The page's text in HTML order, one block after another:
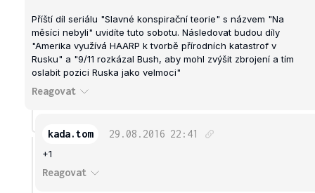
Příští díl seriálu "Slavné konspirační teorie" s názvem "Na
měsíci nebyli" uvidíte tuto sobotu. Následovat budou díly
"Amerika využívá HAARP k tvorbě přírodních katastrof v
Rusku" a "9/11 rozkázal Bush, aby mohl zvýšit zbrojení a tím
oslabit pozici Ruska jako velmoci"
Reagovat
kada.tom 29.08.2016 22:41
+1
Reagovat